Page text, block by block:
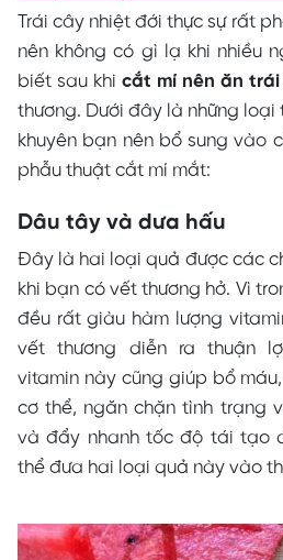
Trái cây nhiệt đới thực sự rất
nên không có gì lạ khi nhiều
biết sau khi cắt mí nên ăn
thương. Dưới đây là những
khuyên bạn nên bổ sung vào
phẫu thuật cắt mí mắt:
Dâu tây và dưa hấu
Đây là hai loại quả được các
khi bạn có vết thương hở. Vì
đều rất giàu hàm lượng
vết thương diễn ra thuận
vitamin này cũng giúp bổ
cơ thể, ngăn chặn tình trạng
và đẩy nhanh tốc độ tái tạo
thể đưa hai loại quả này vào